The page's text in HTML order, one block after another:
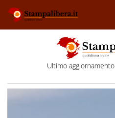
Ultimo aggiornamento